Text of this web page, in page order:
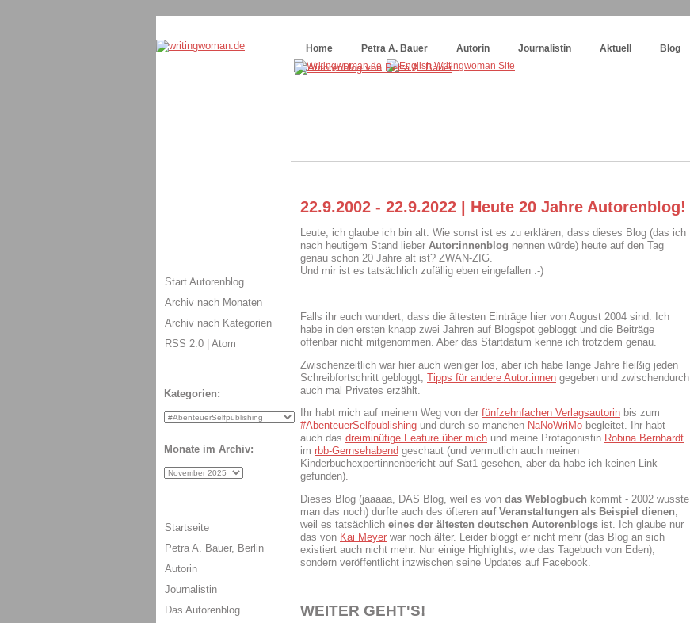
Home
Petra A. Bauer Autorin Journalistin Aktuell Blog
22.9.2002 - 22.9.2022 | Heute 20 Jahre Autorenblog!
Leute, ich glaube ich bin alt. Wie sonst ist es zu erklären, dass dieses Blog (das ich
nach heutigem Stand lieber Autor:innenblog nennen würde) heute auf den Tag
genau schon 20 Jahre alt ist? ZWAN-ZIG.
Und mir ist es tatsächlich zufällig eben eingefallen :-)
Falls ihr euch wundert, dass die ältesten Einträge hier von August 2004 sind: Ich
habe in den ersten knapp zwei Jahren auf Blogspot gebloggt und die Beiträge
offenbar nicht mitgenommen. Aber das Startdatum kenne ich trotzdem genau.
Zwischenzeitlich war hier auch weniger los, aber ich habe lange Jahre fleißig jeden
Schreibfortschritt gebloggt, Tipps für andere Autor:innen gegeben und zwischendurch
auch mal Privates erzählt.
Ihr habt mich auf meinem Weg von der fünfzehnfachen Verlagsautorin bis zum
#AbenteuerSelfpublishing und durch so manchen NaNoWriMo begleitet. Ihr habt
auch das dreiminütige Feature über mich und meine Protagonistin Robina Bernhardt
im rbb-Gernsehabend geschaut (und vermutlich auch meinen
Kinderbuchexpertinnenbericht auf Sat1 gesehen, aber da habe ich keinen Link
gefunden).
Dieses Blog (jaaaaa, DAS Blog, weil es von das Weblogbuch kommt - 2002 wusste
man das noch) durfte auch des öfteren auf Veranstaltungen als Beispiel dienen,
weil es tatsächlich eines der ältesten deutschen Autorenblogs ist. Ich glaube nur
das von Kai Meyer war noch älter. Leider bloggt er nicht mehr (das Blog an sich
existiert auch nicht mehr. Nur einige Highlights, wie das Tagebuch von Eden),
sondern veröffentlicht inzwischen seine Updates auf Facebook.
WEITER GEHT'S!
Start Autorenblog
Archiv nach Monaten
Archiv nach Kategorien
RSS 2.0 | Atom
Kategorien:
Monate im Archiv:
Startseite
Petra A. Bauer, Berlin
Autorin
Journalistin
Das Autorenblog